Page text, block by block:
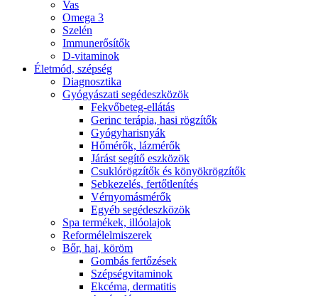
Vas
Omega 3
Szelén
Immunerősítők
D-vitaminok
Életmód, szépség
Diagnosztika
Gyógyászati segédeszközök
Fekvőbeteg-ellátás
Gerinc terápia, hasi rögzítők
Gyógyharisnyák
Hőmérők, lázmérők
Járást segítő eszközök
Csuklórögzítők és könyökrögzítők
Sebkezelés, fertőtlenítés
Vérnyomásmérők
Egyéb segédeszközök
Spa termékek, illóolajok
Reformélelmiszerek
Bőr, haj, köröm
Gombás fertőzések
Szépségvitaminok
Ekcéma, dermatitis